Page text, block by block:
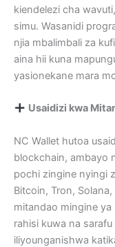
kiendelezi cha
simu. Wasanidi
njia mbalimbali za
aina hii kuna
yasionekane mara
Usaidizi kwa
NC Wallet hutoa
blockchain, ambayo
pochi zingine nyingi
Bitcoin, Tron,
mitandao mingine ya
rahisi kuwa na
iliyounganishwa